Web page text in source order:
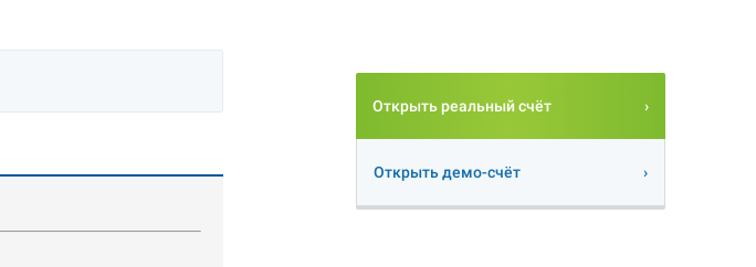
Открыть реальный счёт
Открыть демо-счёт